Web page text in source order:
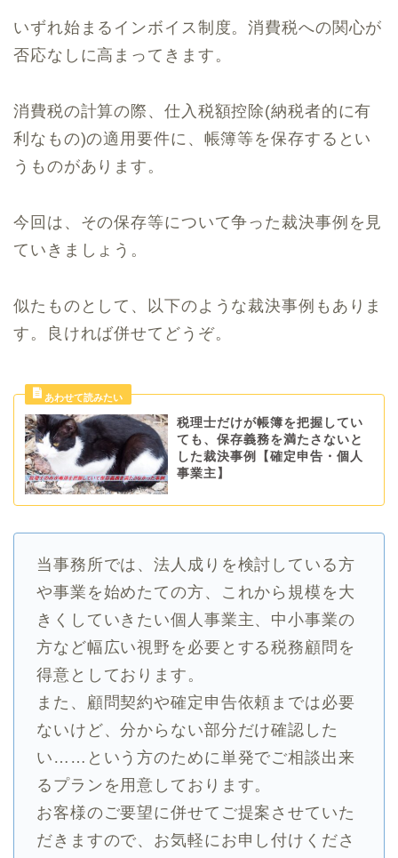
いずれ始まるインボイス制度。消費税への関心が
否応なしに高まってきます。
消費税の計算の際、仕入税額控除(納税者的に有
利なもの)の適用要件に、帳簿等を保存するとい
うものがあります。
今回は、その保存等について争った裁決事例を見
ていきましょう。
似たものとして、以下のような裁決事例もありま
す。良ければ併せてどうぞ。
税理士だけが帳簿を把握してい
ても、保存義務を満たさないと
した裁決事例【確定申告・個人
事業主】
当事務所では、法人成りを検討している方
や事業を始めたての方、これから規模を大
きくしていきたい個人事業主、中小事業の
方など幅広い視野を必要とする税務顧問を
得意としております。
また、顧問契約や確定申告依頼までは必要
ないけど、分からない部分だけ確認した
い……という方のために単発でご相談出来
るプランを用意しております。
お客様のご要望に併せてご提案させていた
だきますので、お気軽にお申し付けくださ